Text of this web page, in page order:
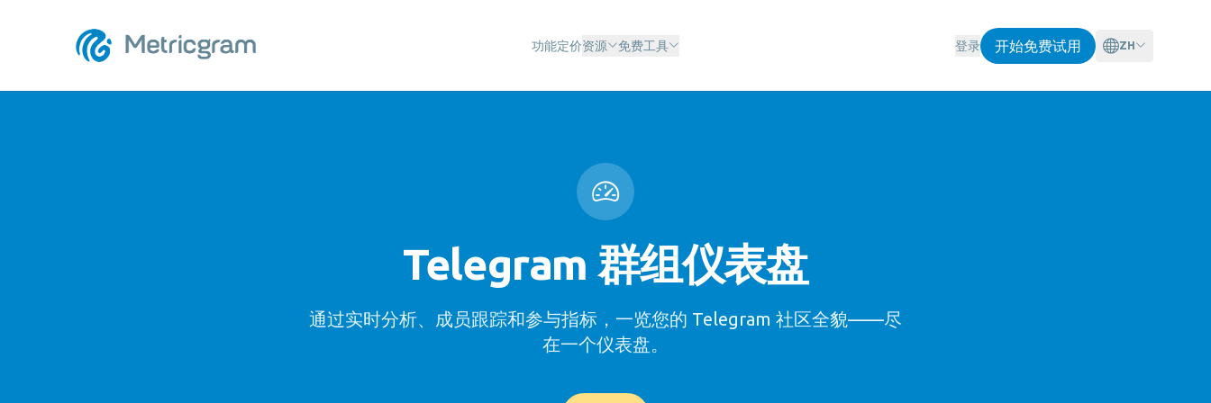
功能定价资源 免费工具 登录 开始免费试用 ZH
Telegram 群组仪表盘
通过实时分析、成员跟踪和参与指标，一览您的 Telegram 社区全貌——尽
在一个仪表盘。